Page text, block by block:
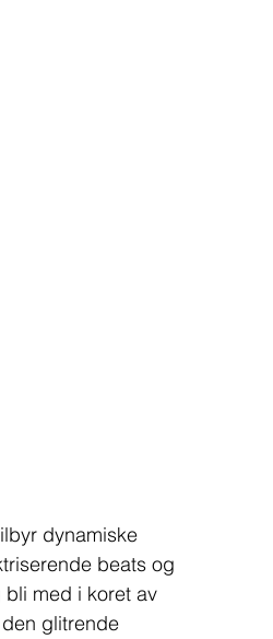
dynamiske
beats og
med i koret av
glitrende